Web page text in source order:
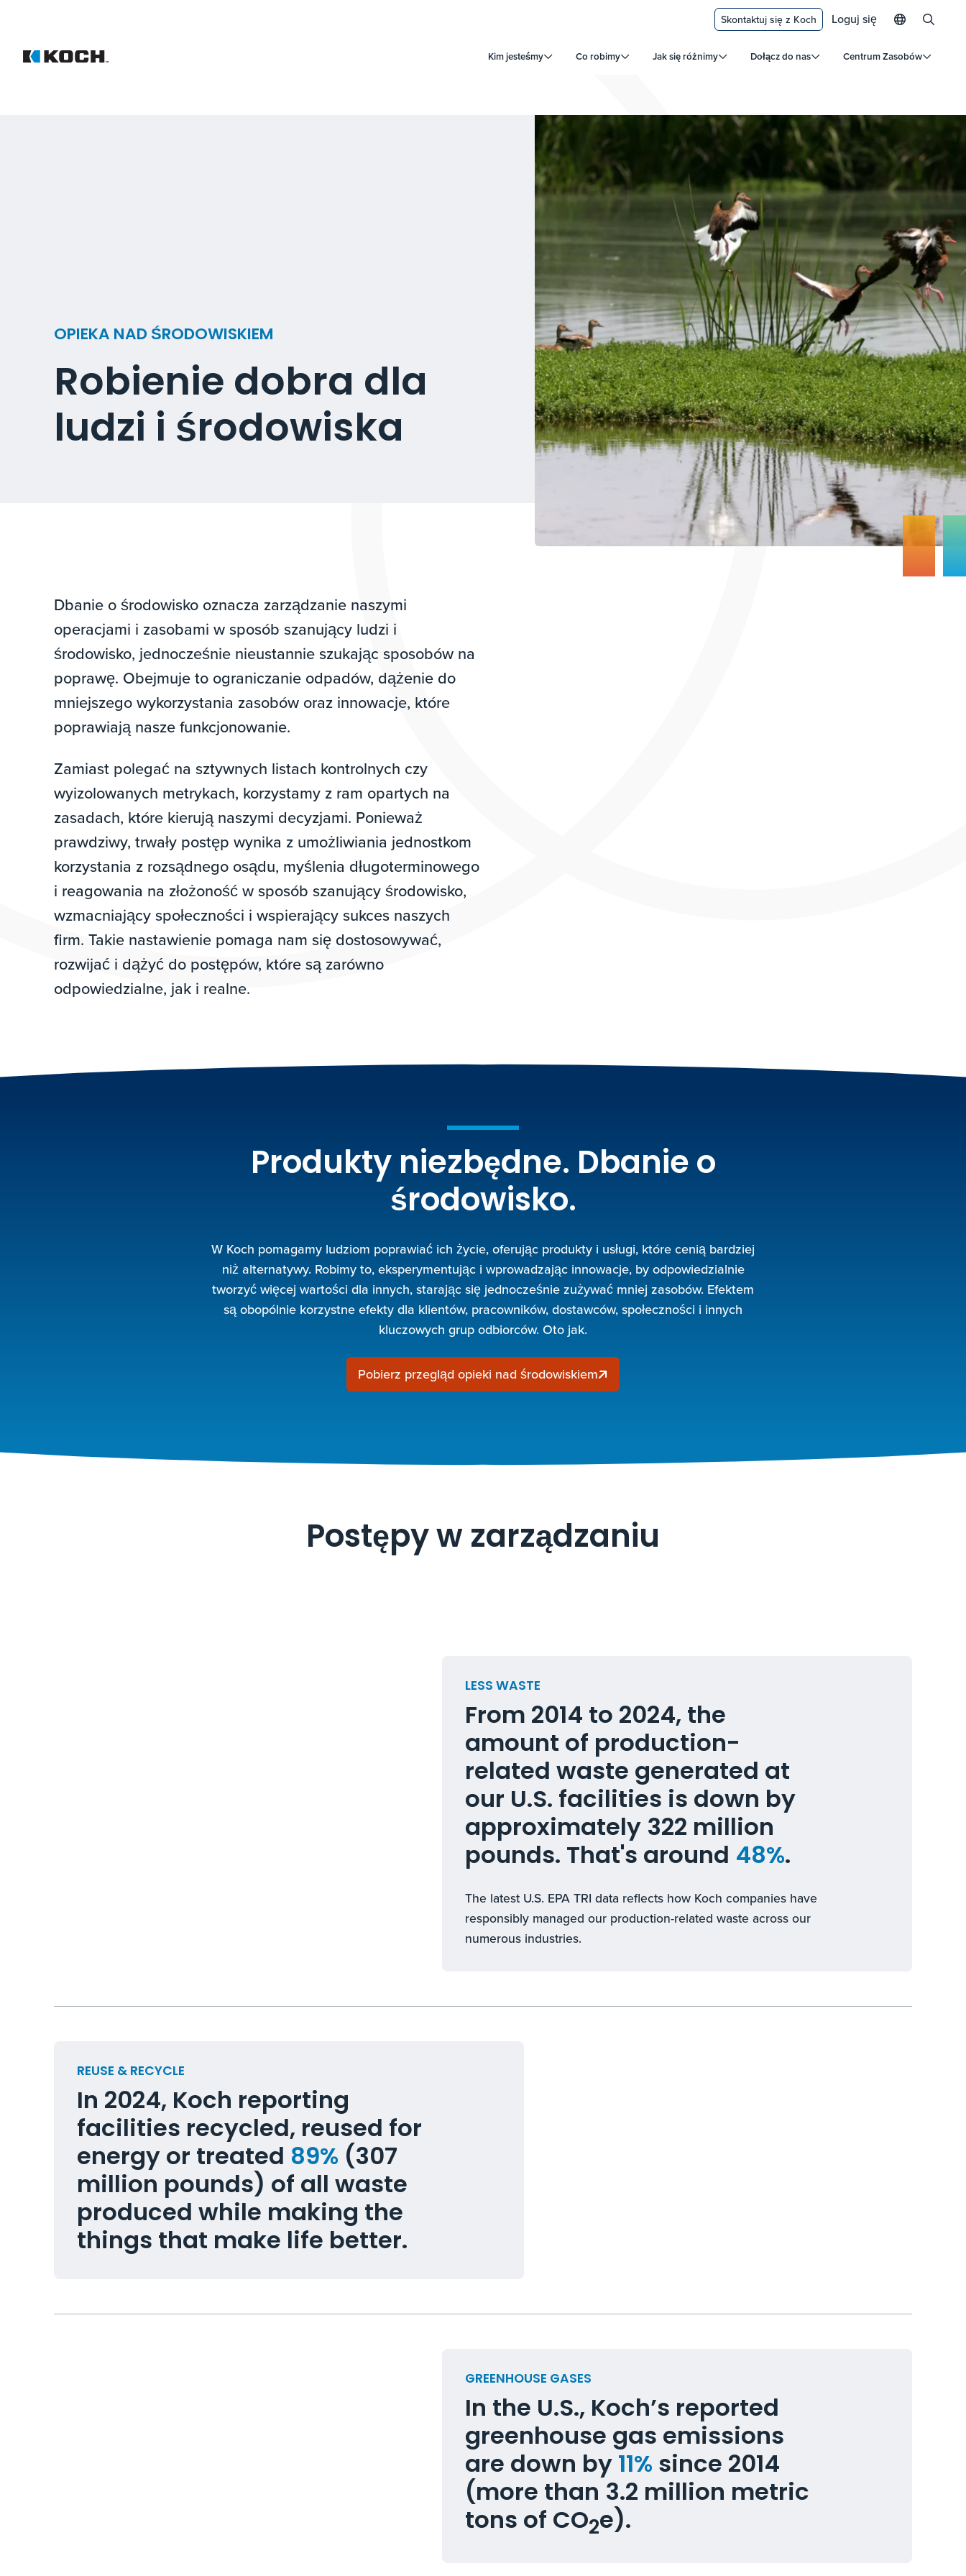
Kim jesteśmy Co robimy Jak się różnimy Dołącz do nas Centrum Zasobów
Skontaktuj się z Koch Loguj się
OPIEKA NAD ŚRODOWISKIEM
Robienie dobra dla
ludzi i środowiska
Dbanie o środowisko oznacza zarządzanie naszymi
operacjami i zasobami w sposób szanujący ludzi i
środowisko, jednocześnie nieustannie szukając sposobów na
poprawę. Obejmuje to ograniczanie odpadów, dążenie do
mniejszego wykorzystania zasobów oraz innowacje, które
poprawiają nasze funkcjonowanie.
Zamiast polegać na sztywnych listach kontrolnych czy
wyizolowanych metrykach, korzystamy z ram opartych na
zasadach, które kierują naszymi decyzjami. Ponieważ
prawdziwy, trwały postęp wynika z umożliwiania jednostkom
korzystania z rozsądnego osądu, myślenia długoterminowego
i reagowania na złożoność w sposób szanujący środowisko,
wzmacniający społeczności i wspierający sukces naszych
firm. Takie nastawienie pomaga nam się dostosowywać,
rozwijać i dążyć do postępów, które są zarówno
odpowiedzialne, jak i realne.
Produkty niezbędne. Dbanie o
środowisko.
W Koch pomagamy ludziom poprawiać ich życie, oferując produkty i usługi, które cenią bardziej
niż alternatywy. Robimy to, eksperymentując i wprowadzając innowacje, by odpowiedzialnie
tworzyć więcej wartości dla innych, starając się jednocześnie zużywać mniej zasobów. Efektem
są obopólnie korzystne efekty dla klientów, pracowników, dostawców, społeczności i innych
kluczowych grup odbiorców. Oto jak.
Pobierz przegląd opieki nad środowiskiem
Postępy w zarządzaniu
LESS WASTE
From 2014 to 2024, the
amount of production-
related waste generated at
our U.S. facilities is down by
approximately 322 million
pounds. That's around 48%.
The latest U.S. EPA TRI data reflects how Koch companies have
responsibly managed our production-related waste across our
numerous industries.
REUSE & RECYCLE
In 2024, Koch reporting
facilities recycled, reused for
energy or treated 89% (307
million pounds) of all waste
produced while making the
things that make life better.
GREENHOUSE GASES
In the U.S., Koch’s reported
greenhouse gas emissions
are down by11%since 2014
(more than 3.2 million metric
tons of CO2e).